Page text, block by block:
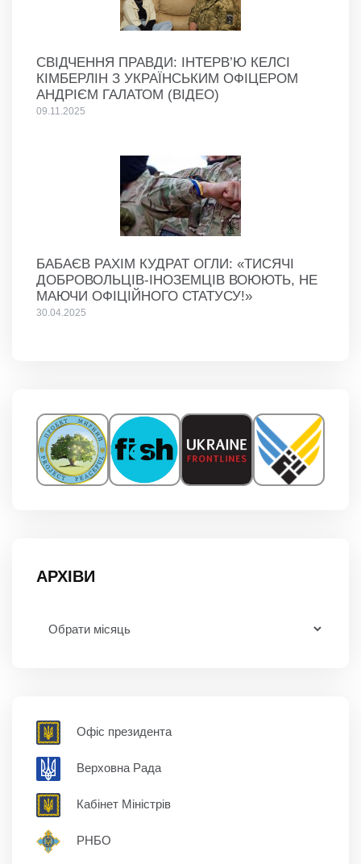
СВІДЧЕННЯ ПРАВДИ: ІНТЕРВ’Ю КЕЛСІ
КІМБЕРЛІН З УКРАЇНСЬКИМ ОФІЦЕРОМ
АНДРІЄМ ГАЛАТОМ (ВІДЕО)
09.11.2025
БАБАЄВ РАХІМ КУДРАТ ОГЛИ: «ТИСЯЧІ
ДОБРОВОЛЬЦІВ-ІНОЗЕМЦІВ ВОЮЮТЬ, НЕ
МАЮЧИ ОФІЦІЙНОГО СТАТУСУ!»
30.04.2025
АРХІВИ
Офіс президента
Верховна Рада
Кабінет Міністрів
РНБО